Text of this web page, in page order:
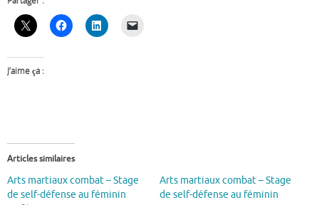
J’aime ça :
Articles similaires
Arts martiaux combat – Stage
de self-défense au féminin
Arts martiaux combat – Stage
de self-défense au féminin